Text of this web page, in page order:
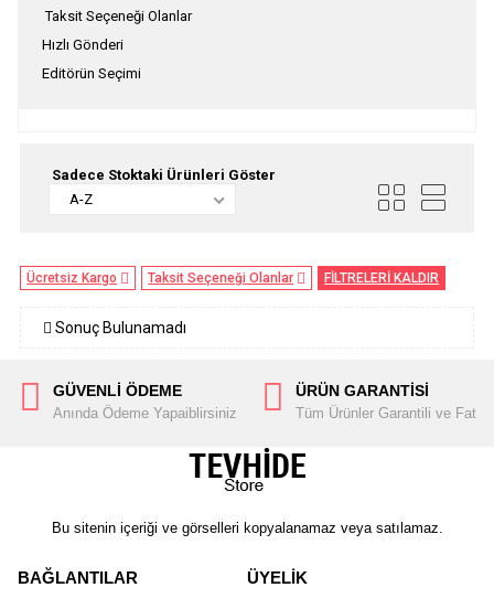
Taksit Seçeneği Olanlar
Hızlı Gönderi
Editörün Seçimi
Sadece Stoktaki Ürünleri Göster
A-Z
Ücretsiz Kargo Taksit Seçeneği Olanlar FİLTRELERİ KALDIR
Sonuç Bulunamadı
GÜVENLİ ÖDEME
Anında Ödeme Yapaiblirsiniz
ÜRÜN GARANTİSİ
Tüm Ürünler Garantili ve
Bu sitenin içeriği ve görselleri kopyalanamaz veya satılamaz.
BAĞLANTILAR ÜYELİK